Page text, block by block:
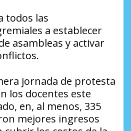
todos las
a establecer
asambleas y activar
jornada de protesta
los docentes este
en, al menos, 335
mejores ingresos